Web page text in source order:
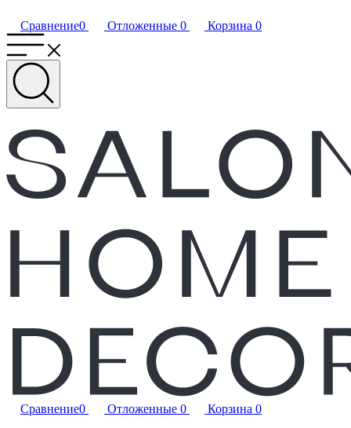
Сравнение0 Отложенные 0 Корзина 0
Сравнение0 Отложенные 0 Корзина 0